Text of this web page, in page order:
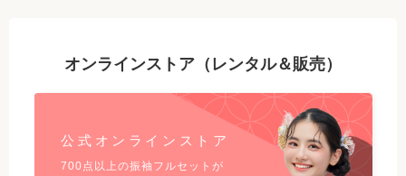
オンラインストア（レンタル＆販売）
公式オンラインストア
700点以上の振袖フルセットが